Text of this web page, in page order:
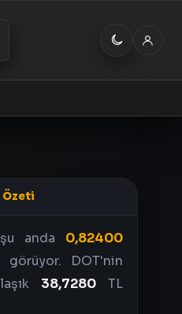
Özeti
anda 0,82400
DOT'nin
38,7280 TL